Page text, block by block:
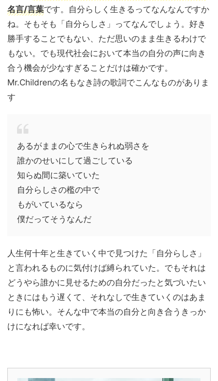
名言/言葉です。自分らしく生きるってなんなんですか
ね。そもそも「自分らしさ」ってなんでしょう。好き
勝手することでもない、ただ思いのまま生きるわけで
もない。でも現代社会において本当の自分の声に向き
合う機会が少なすぎることだけは確かです。
Mr.Childrenの名もなき詩の歌詞でこんなものがありま
す
あるがままの心で生きられぬ弱さを
誰かのせいにして過ごしている
知らぬ間に築いていた
自分らしさの檻の中で
もがいているなら
僕だってそうなんだ
人生何十年と生きていく中で見つけた「自分らしさ」
と言われるものに気付けば縛られていた。でもそれは
どうやら誰かに見せるための自分だったと気づいたい
ときにはもう遅くて、それなしで生きていくのはあま
りにも怖い。そんな中で本当の自分と向き合うきっか
けになれば幸いです。